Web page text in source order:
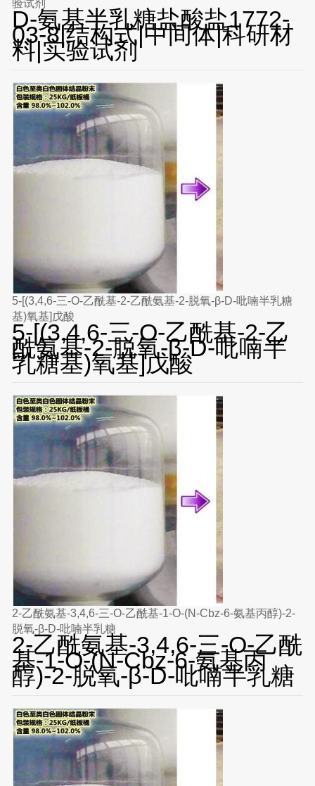
验试剂
D-氨基半乳糖盐酸盐1772-
03-8|结构式|中间体|科研材
料|实验试剂
5-[(3,4,6-三-O-乙酰基-2-乙酰氨基-2-脱氧-β-D-吡喃半乳糖
基)氧基]戊酸
5-[(3,4,6-三-O-乙酰基-2-乙
酰氨基-2-脱氧-β-D-吡喃半
乳糖基)氧基]戊酸
2-乙酰氨基-3,4,6-三-O-乙酰基-1-O-(N-Cbz-6-氨基丙醇)-2-
脱氧-β-D-吡喃半乳糖
2-乙酰氨基-3,4,6-三-O-乙酰
基-1-O-(N-Cbz-6-氨基丙
醇)-2-脱氧-β-D-吡喃半乳糖